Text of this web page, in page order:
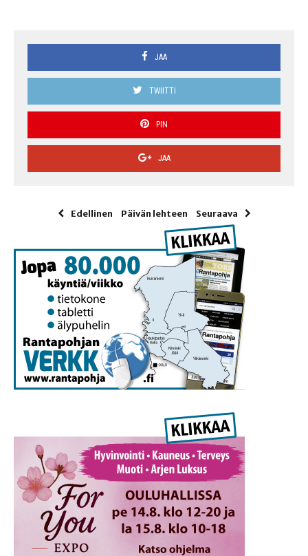
JAA
TWIITTI
PIN
JAA
Edellinen Päivän lehteen Seuraava